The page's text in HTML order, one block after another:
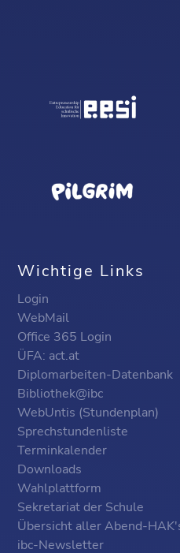
Wichtige Links
Login
WebMail
Office 365 Login
ÜFA: act.at
Diplomarbeiten-Datenbank
Bibliothek@ibc
WebUntis (Stundenplan)
Sprechstundenliste
Terminkalender
Downloads
Wahlplattform
Sekretariat der Schule
Übersicht aller Abend-
ibc-Newsletter